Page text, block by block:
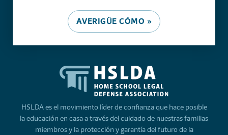
AVERIGÜE CÓMO »
HSLDA es el movimiento líder de confianza que hace posible
la educación en casa a través del cuidado de nuestras familias
miembros y la protección y garantía del futuro de la